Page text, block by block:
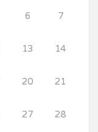
6 7
13 14
20 21
27 28